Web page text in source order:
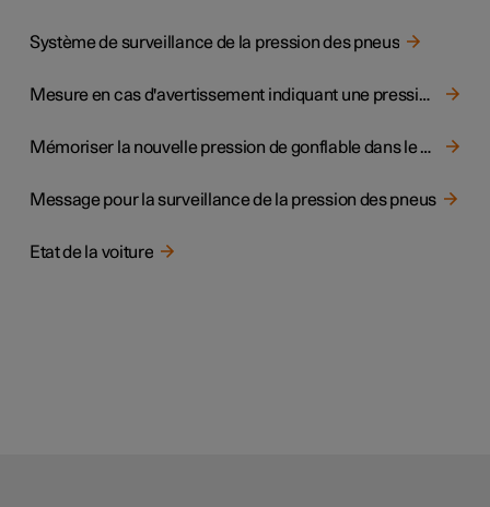
Système de surveillance de la pression des pneus
Mesure en cas d'avertissement indiquant une pression de pneu basse
Mémoriser la nouvelle pression de gonflable dans le système de surveillance
Message pour la surveillance de la pression des pneus
Etat de la voiture